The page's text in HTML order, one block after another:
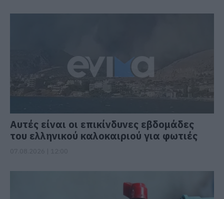
Αυτές είναι οι επικίνδυνες εβδομάδες
του ελληνικού καλοκαιριού για φωτιές